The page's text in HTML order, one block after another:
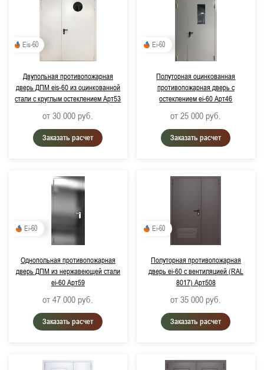
Eis-60
Двупольная противопожарная
дверь ДПМ eis-60 из оцинкованной
стали с круглым остеклением Арт53
от 30 000 руб.
Заказать расчет
Ei-60
Полуторная оцинкованная
противопожарная дверь с
остеклением ei-60 Арт46
от 25 000 руб.
Заказать расчет
Ei-60
Однопольная противопожарная
дверь ДПМ из нержавеющей стали
ei-60 Арт59
от 47 000 руб.
Заказать расчет
Ei-60
Полуторная противопожарная
дверь ei-60 с вентиляцией (RAL
8017) Арт508
от 35 000 руб.
Заказать расчет